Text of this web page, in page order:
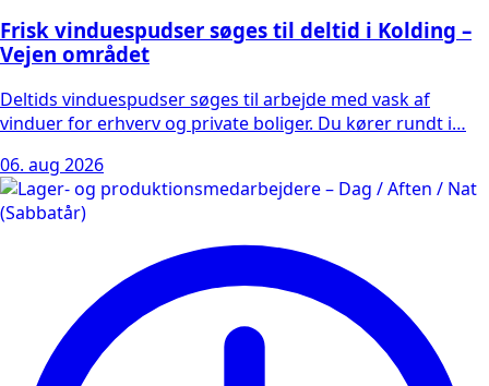
Frisk vinduespudser søges til deltid i Kolding –
Vejen området
Deltids vinduespudser søges til arbejde med vask af
vinduer for erhverv og private boliger. Du kører rundt i…
06. aug 2026